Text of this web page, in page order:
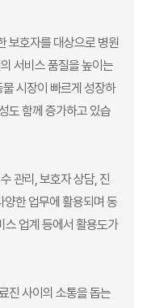
보호자를 대상으로 병원
서비스 품질을 높이는
시장이 빠르게 성장하
도 함께 증가하고 있습
관리, 보호자 상담, 진
양한 업무에 활용되며 동
스 업계 등에서 활용도가
진 사이의 소통을 돕는